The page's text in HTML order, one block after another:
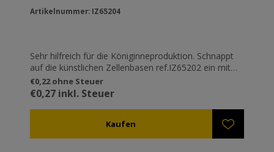
Artikelnummer: IZ65204
Sehr hilfreich für die Königinneproduktion. Schnappt
auf die künstlichen Zellenbasen ref.IZ65202 ein mit
der Königinnenzelle und nachdem es von den
Arbeiterbienen versiegelt ist, kann es durch das
Schließen des Deckels isoliert werden. Folglich
Königinnenzelle haben keine Gefahr für die Flucht
einer Bienenkönigin und das attackieren der anderen.
€0,22 ohne Steuer
€0,27 inkl. Steuer